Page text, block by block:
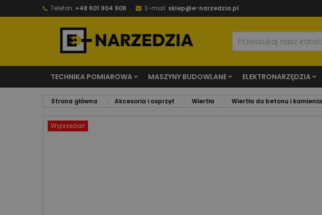
Telefon: +48 601 904 908 E-mail: sklep@e-narzedzia.pl
TECHNIKA POMIAROWA MASZYNY BUDOWLANE ELEKTRONARZĘDZIA
Strona główna Akcesoria i osprzęt Wiertła Wiertła do betonu i kamienia
Wyprzedaż!